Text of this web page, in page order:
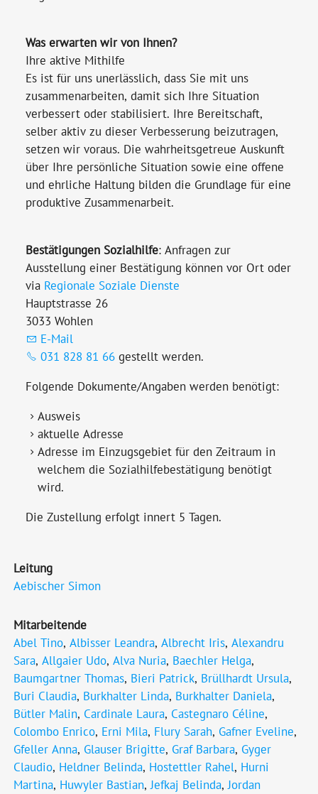
Was erwarten wir von Ihnen?
Ihre aktive Mithilfe
Es ist für uns unerlässlich, dass Sie mit uns
zusammenarbeiten, damit sich Ihre Situation
verbessert oder stabilisiert. Ihre Bereitschaft,
selber aktiv zu dieser Verbesserung beizutragen,
setzen wir voraus. Die wahrheitsgetreue Auskunft
über Ihre persönliche Situation sowie eine offene
und ehrliche Haltung bilden die Grundlage für eine
produktive Zusammenarbeit.
Bestätigungen Sozialhilfe: Anfragen zur
Ausstellung einer Bestätigung können vor Ort oder
via Regionale Soziale Dienste
Hauptstrasse 26
3033 Wohlen
E-Mail
031 828 81 66 gestellt werden.
Folgende Dokumente/Angaben werden benötigt:
Ausweis
aktuelle Adresse
Adresse im Einzugsgebiet für den Zeitraum in
welchem die Sozialhilfebestätigung benötigt
wird.
Die Zustellung erfolgt innert 5 Tagen.
Leitung
Aebischer Simon
Mitarbeitende
Abel Tino, Albisser Leandra, Albrecht Iris, Alexandru
Sara, Allgaier Udo, Alva Nuria, Baechler Helga,
Baumgartner Thomas, Bieri Patrick, Brüllhardt Ursula,
Buri Claudia, Burkhalter Linda, Burkhalter Daniela,
Bütler Malin, Cardinale Laura, Castegnaro Céline,
Colombo Enrico, Erni Mila, Flury Sarah, Gafner Eveline,
Gfeller Anna, Glauser Brigitte, Graf Barbara, Gyger
Claudio, Heldner Belinda, Hostettler Rahel, Hurni
Martina, Huwyler Bastian,Jefkaj Belinda,Jordan